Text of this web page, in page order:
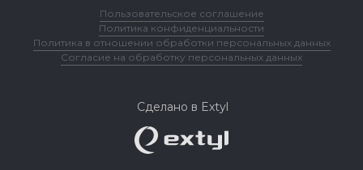
Пользовательское соглашение
Политика конфиденциальности
Политика в отношении обработки персональных данных
Согласие на обработку персональных данных
Сделано в Extyl